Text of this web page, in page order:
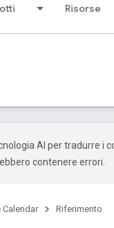
Risorse
AI per tradurre i
contenere errori.
Riferimento